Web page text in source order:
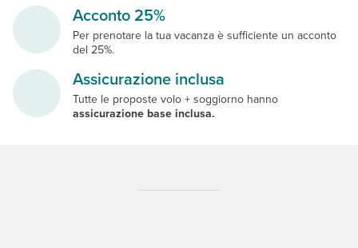
Acconto 25%
Per prenotare la tua vacanza è sufficiente un acconto
del 25%.
Assicurazione inclusa
Tutte le proposte volo + soggiorno hanno
assicurazione base inclusa.